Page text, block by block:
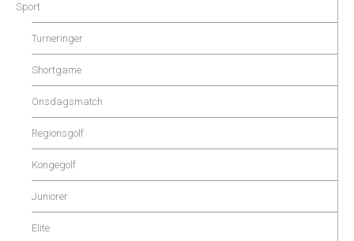
Sport
Turneringer
Shortgame
Onsdagsmatch
Regionsgolf
Kongegolf
Juniorer
Elite